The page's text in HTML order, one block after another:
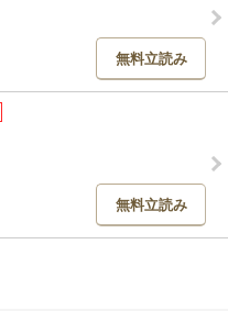
無料立読み
無料立読み